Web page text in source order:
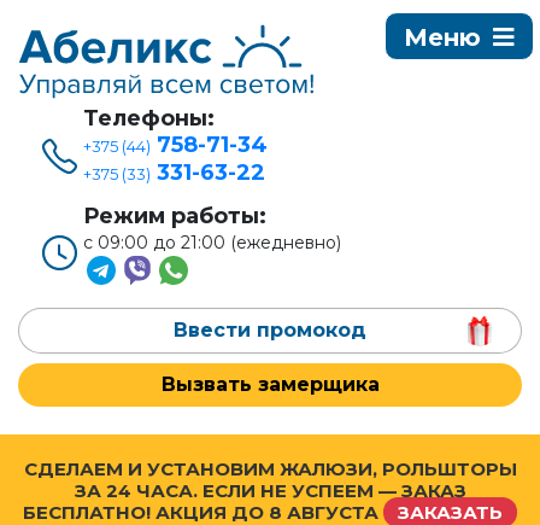
Телефоны:
+375 (44) 758-71-34
+375 (33) 331-63-22
Режим работы:
с 09:00 до 21:00 (ежедневно)
Ввести промокод
Вызвать замерщика
СДЕЛАЕМ И УСТАНОВИМ ЖАЛЮЗИ, РОЛЬШТОРЫ
ЗА 24 ЧАСА. ЕСЛИ НЕ УСПЕЕМ — ЗАКАЗ
БЕСПЛАТНО! АКЦИЯ ДО 8 АВГУСТА ЗАКАЗАТЬ